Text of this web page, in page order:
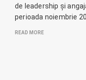
de leadership și
perioada noiembrie
READ MORE